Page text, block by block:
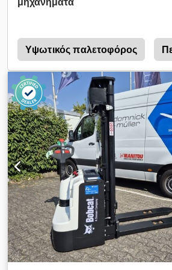
μήκος περονών:
Σημείο βάρους φορτίου: 600 mm
Πάχος περόνης: 60 mm Τάξη ISO: ISO
kg Τύπος ιστού: Triplex Dsdpfx
ταχυτήτων: Υδρομετατροπέας
Κατάσταση: Καινούργια συσκευή
Καινούργιο Τύπος εμπρός ελαστικών:
Διαστάσεις εμπρός ελαστικών: 300x15-
ελαστικών: 80 - 100% Τύπος πίσω
ελαστικό Διαστάσεις πίσω ελαστικών:
πίσω ελαστικών: 80 - 100% Πλευρικός
υδραυλική ρύθμιση περονών, 3η
προβολέας εργασίας, εμπρός
προστατευτικό πλέγμα φορτίου, πλήρης
ελεύθερη ανύψωση, εσωτερικός
προειδοποίησης, υαλοκαθαριστήρας,
μπράτσο με μίνι μοχλό για 4 υδραυλικές
κατεύθυνσης οδήγησης στο μπράτσο
Υψωτικός παλετοφόρος